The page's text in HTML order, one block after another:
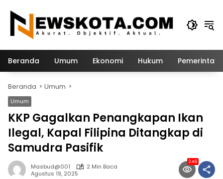
konten
Beranda Umum Ekonomi Hukum
Beranda Umum
Umum
KKP Gagalkan Penangkapan Ikan
Ilegal, Kapal Filipina Ditangkap di
Samudra Pasifik
Masbud@001
2 Min Baca
Agustus 19, 2025
246